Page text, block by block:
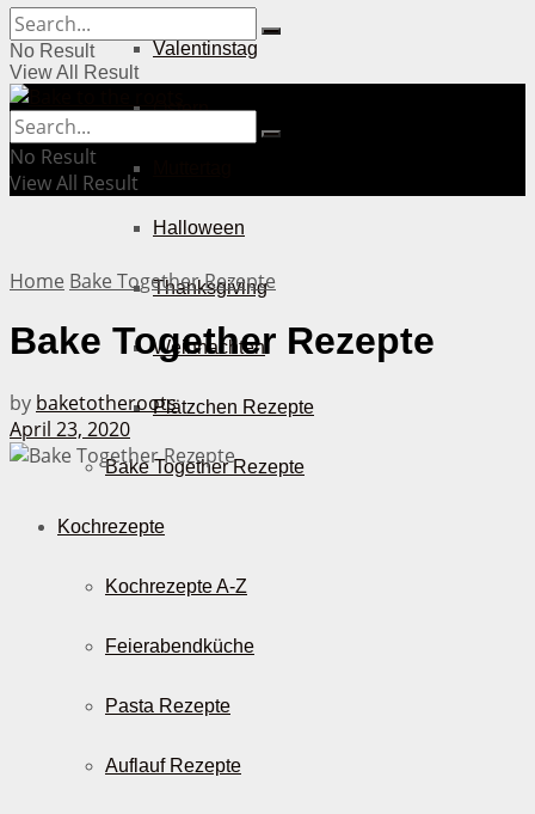
Valentinstag
Ostern
Halloween
Thanksgiving
Weihnachten
Plätzchen Rezepte
Bake Together Rezepte
Kochrezepte
Kochrezepte A-Z
Feierabendküche
Pasta Rezepte
Auflauf Rezepte
No Result
View All Result
No Result
View All Result
Home Bake Together Rezepte
Bake Together Rezepte
by baketotheroots
April 23, 2020